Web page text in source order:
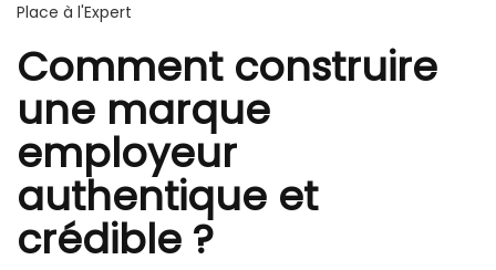
Place à l'Expert
Comment construire
une marque
employeur
authentique et
crédible ?